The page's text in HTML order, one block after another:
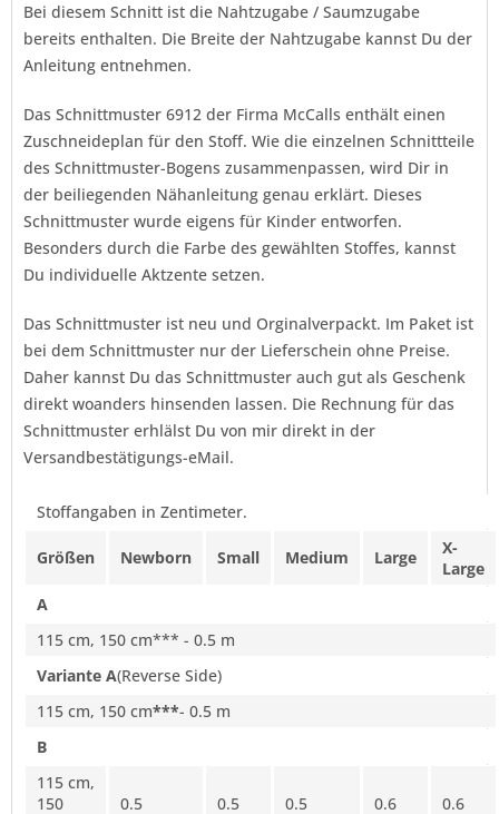
Bei diesem Schnitt ist die Nahtzugabe / Saumzugabe
bereits enthalten. Die Breite der Nahtzugabe kannst Du der
Anleitung entnehmen.
Das Schnittmuster 6912 der Firma McCalls enthält einen
Zuschneideplan für den Stoff. Wie die einzelnen Schnittteile
des Schnittmuster-Bogens zusammenpassen, wird Dir in
der beiliegenden Nähanleitung genau erklärt. Dieses
Schnittmuster wurde eigens für Kinder entworfen.
Besonders durch die Farbe des gewählten Stoffes, kannst
Du individuelle Aktzente setzen.
Das Schnittmuster ist neu und Orginalverpackt. Im Paket ist
bei dem Schnittmuster nur der Lieferschein ohne Preise.
Daher kannst Du das Schnittmuster auch gut als Geschenk
direkt woanders hinsenden lassen. Die Rechnung für das
Schnittmuster erhlälst Du von mir direkt in der
Versandbestätigungs-eMail.
Stoffangaben in Zentimeter.
Größen Newborn Small Medium Large
X-
Large
A
115 cm, 150 cm*** - 0.5 m
Variante A(Reverse Side)
115 cm, 150 cm***- 0.5 m
B
115 cm,
150
0.5 0.5 0.5 0.6 0.6